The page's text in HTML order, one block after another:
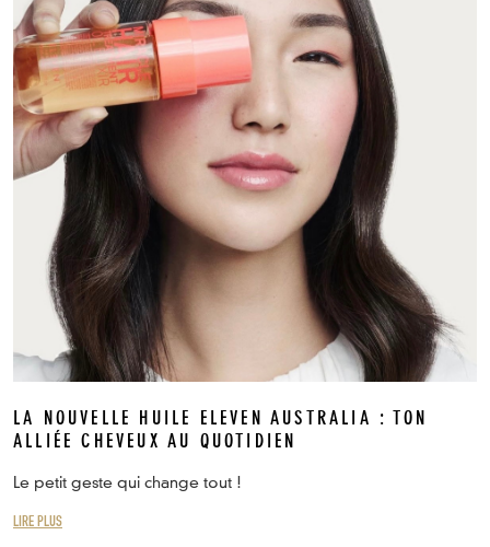
LA NOUVELLE HUILE ELEVEN AUSTRALIA : TON
ALLIÉE CHEVEUX AU QUOTIDIEN
Le petit geste qui change tout !
LIRE PLUS